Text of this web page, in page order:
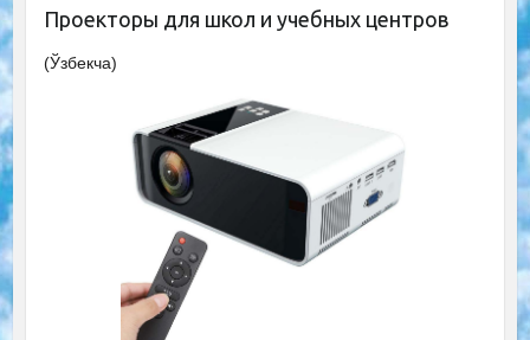
Проекторы для школ и учебных центров
(Ўзбекча)